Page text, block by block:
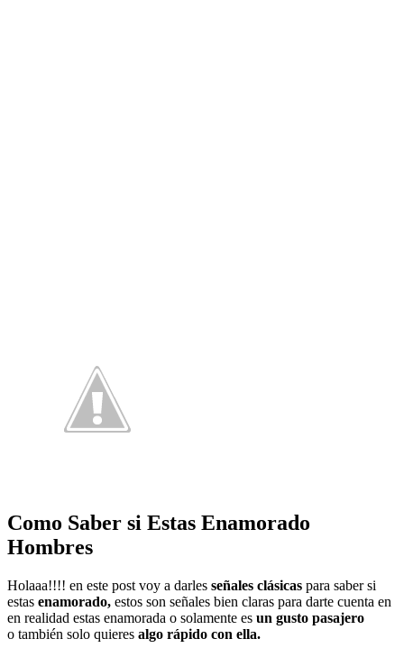
Como Saber si Estas Enamorado
Hombres
Holaaa!!!! en este post voy a darles señales clásicas para saber si
estas enamorado, estos son señales bien claras para darte cuenta en
en realidad estas enamorada o solamente es un gusto pasajero
o también solo quieres algo rápido con ella.